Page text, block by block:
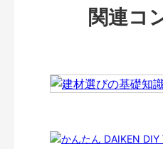
関連コ